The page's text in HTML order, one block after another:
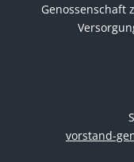
Genossenschaft
vorstand-